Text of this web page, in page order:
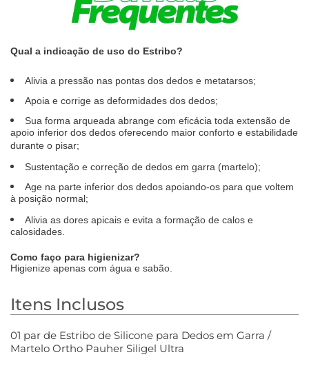
Qual a indicação de uso do Estribo?
Alivia a pressão nas pontas dos dedos e metatarsos;
Apoia e corrige as deformidades dos dedos;
Sua forma arqueada abrange com eficácia toda extensão de
apoio inferior dos dedos oferecendo maior conforto e estabilidade
durante o pisar;
Sustentação e correção de dedos em garra (martelo);
Age na parte inferior dos dedos apoiando-os para que voltem
à posição normal;
Alivia as dores apicais e evita a formação de calos e
calosidades.
Como faço para higienizar?
Higienize apenas com água e sabão.
Itens Inclusos
01 par de Estribo de Silicone para Dedos em Garra /
Martelo Ortho Pauher Siligel Ultra